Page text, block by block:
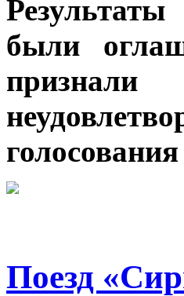
были
Поезд